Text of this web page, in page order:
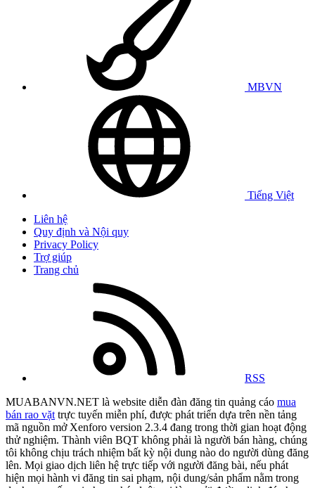
MBVN
Tiếng Việt
Liên hệ
Quy định và Nội quy
Privacy Policy
Trợ giúp
Trang chủ
RSS
MUABANVN.NET là website diễn đàn đăng tin quảng cáo mua
bán rao vặt trực tuyến miễn phí, được phát triển dựa trên nền tảng
mã nguồn mở Xenforo version 2.3.4 đang trong thời gian hoạt động
thử nghiệm. Thành viên BQT không phải là người bán hàng, chúng
tôi không chịu trách nhiệm bất kỳ nội dung nào do người dùng đăng
lên. Mọi giao dịch liên hệ trực tiếp với người đăng bài, nếu phát
hiện mọi hành vi đăng tin sai phạm, nội dung/sản phẩm nằm trong